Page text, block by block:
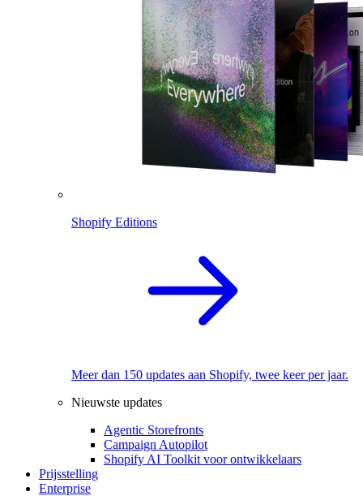
Shopify Editions
Meer dan 150 updates aan Shopify, twee keer per jaar.
Nieuwste updates
Agentic Storefronts
Campaign Autopilot
Shopify AI Toolkit voor ontwikkelaars
Prijsstelling
Enterprise